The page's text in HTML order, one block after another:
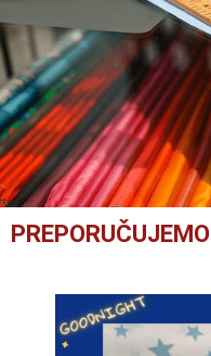
PREPORUČUJEMO